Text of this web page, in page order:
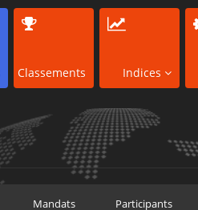
Classements Indices
Mandats Participants